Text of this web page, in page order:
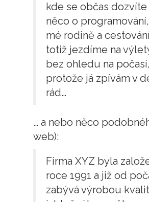
kde se občas dozvíte
něco o
mé rodině a
totiž jezdíme na
bez ohledu na počasí,
protože já zpívám v
rád…
… a nebo něco
web):
Firma XYZ byla
roce 1991 a již od
zabývá výrobou